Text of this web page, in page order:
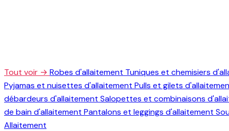
Tout voir → Robes d'allaitement Tuniques et chemisiers
Pyjamas et nuisettes d'allaitement Pulls et gilets
débardeurs d'allaitement Salopettes et combinaisons
de bain d'allaitement Pantalons et leggings d'allaitement
Allaitement